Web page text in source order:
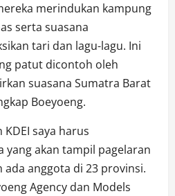
merindukan kampung
serta suasana
tari dan lagu-lagu. Ini
patut dicontoh oleh
suasana Sumatra Barat
Boeyoeng.
KDEI saya harus
yang akan tampil pagelaran
ada anggota di 23 provinsi.
Agency dan Models